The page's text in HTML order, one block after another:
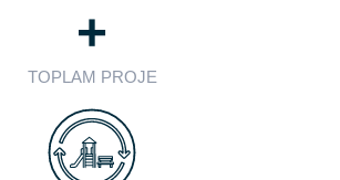
+
TOPLAM PROJE